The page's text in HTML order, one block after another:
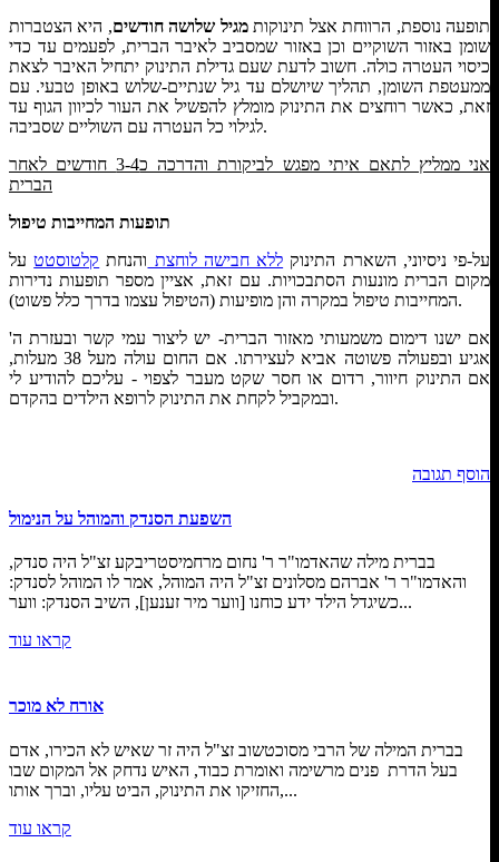
תופעה נוספת, הרווחת אצל תינוקותמגיל שלושה חודשים, היא הצטברות
שומן באזור השוקיים וכן באזור שמסביב לאיבר הברית, לפעמים עד כדי
כיסוי העטרה כולה. חשוב לדעת שעם גדילת התינוק יתחיל האיבר לצאת
ממעטפת השומן, תהליך שיושלם עד גיל שנתיים-שלוש באופן טבעי. עם
זאת, כאשר רוחצים את התינוק מומלץ להפשיל את העור לכיוון הגוף עד
לגילוי כל העטרה עם השוליים שסביבה.
אני ממליץ לתאם איתי מפגש לביקורת והדרכה כ3-4 חודשים לאחר
הברית
תופעות המחייבות טיפול
על-פי ניסיוני, השארת התינוק ללא חבישה לוחצת והנחת קלטוסטטעל
מקום הברית מונעות הסתבכויות. עם זאת, אציין מספר תופעות נדירות
המחייבות טיפול במקרה והן מופיעות (הטיפול עצמו בדרך כלל פשוט).
אם ישנו דימום משמעותי מאזור הברית- יש ליצור עמי קשר ובעזרת ה'
אגיע ובפעולה פשוטה אביא לעצירתו. אם החום עולה מעל 38 מעלות,
אם התינוק חיוור, רדום או חסר שקט מעבר לצפוי - עליכם להודיע לי
ובמקביל לקחת את התינוק לרופא הילדים בהקדם.
הוסף תגובה
השפעת הסנדק והמוהל על הנימול
בברית מילה שהאדמו"ר ר' נחום מרחמיסטריבקע זצ"ל היה סנדק,
והאדמו"ר ר' אברהם מסלונים זצ"ל היה המוהל, אמר לו המוהל לסנדק:
כשיגדל הילד ידע כוחנו [ווער מיר זענען], השיב הסנדק: ווער...
קראו עוד
אורח לא מוכר
בברית המילה של הרבי מסוכטשוב זצ"ל היה זר שאיש לא הכירו, אדם
בעל הדרת פנים מרשימה ואומרת כבוד, האיש נדחק אל המקום שבו
החזיקו את התינוק, הביט עליו, וברך אותו,...
קראו עוד